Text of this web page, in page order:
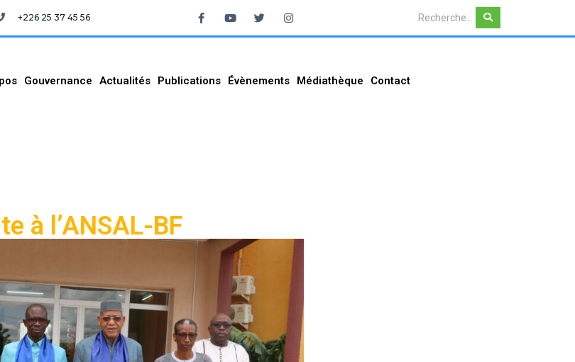
+226 25 37 45 56
Gouvernance Actualités Publications Évènements Médiathèque Contact
à l’ANSAL-BF